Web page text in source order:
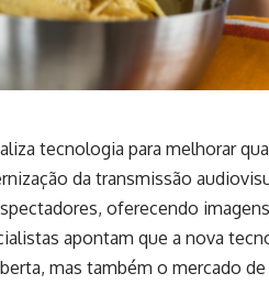
tecnologia para melhorar
da transmissão
oferecendo
apontam que a nova
mas também o mercado